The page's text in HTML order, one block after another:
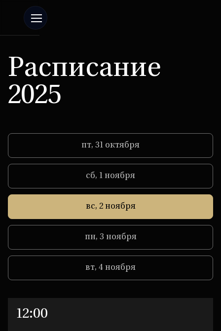
Расписание
2025
пт, 31 октября
сб, 1 ноября
вс, 2 ноября
пн, 3 ноября
вт, 4 ноября
вс,
12:00